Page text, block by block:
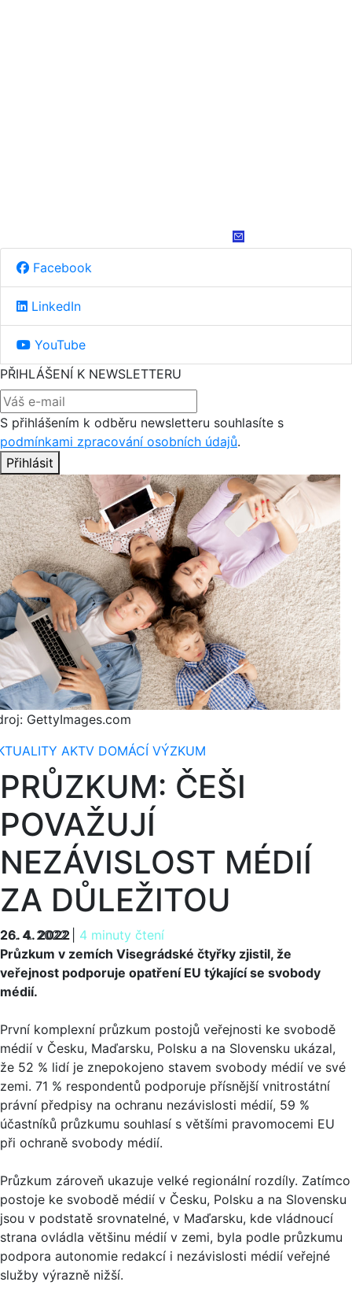
Facebook
LinkedIn
YouTube
PŘIHLÁŠENÍ K NEWSLETTERU
S přihlášením k odběru newsletteru souhlasíte s
podmínkami zpracování osobních údajů.
Přihlásit
GettyImages.com
AKTV DOMÁCÍ VÝZKUM
PRŮZKUM: ČEŠI
POVAŽUJÍ
NEZÁVISLOST MÉDIÍ
ZA DŮLEŽITOU
26. 4. 2022 4 minuty čtení
26. 4. 2022
Průzkum v zemích Visegrádské čtyřky zjistil, že
veřejnost podporuje opatření EU týkající se svobody
médií.
První komplexní průzkum postojů veřejnosti ke svobodě
médií v Česku, Maďarsku, Polsku a na Slovensku ukázal,
že 52 % lidí je znepokojeno stavem svobody médií ve své
zemi. 71 % respondentů podporuje přísnější vnitrostátní
právní předpisy na ochranu nezávislosti médií, 59 %
účastníků průzkumu souhlasí s většími pravomocemi EU
při ochraně svobody médií.
Průzkum zároveň ukazuje velké regionální rozdíly. Zatímco
postoje ke svobodě médií v Česku, Polsku a na Slovensku
jsou v podstatě srovnatelné, v Maďarsku, kde vládnoucí
strana ovládla většinu médií v zemi, byla podle průzkumu
podpora autonomie redakcí i nezávislosti médií veřejné
služby výrazně nižší.